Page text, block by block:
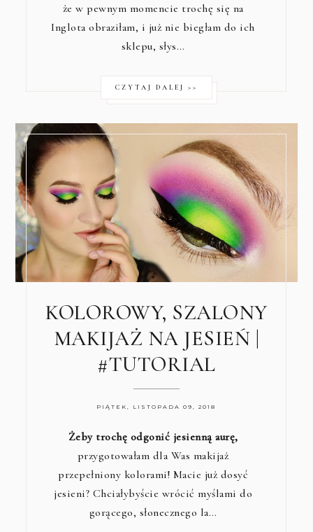
że w pewnym momencie trochę się na
Inglota obraziłam, i już nie biegłam do ich
sklepu, słys…
CZYTAJ DALEJ >>
KOLOROWY, SZALONY
MAKIJAŻ NA JESIEŃ |
#TUTORIAL
PIĄTEK, LISTOPADA 09, 2018
Żeby trochę odgonić jesienną aurę,
przygotowałam dla Was makijaż
przepełniony kolorami! Macie już dosyć
jesieni? Chciałybyście wrócić myślami do
gorącego, słonecznego la…